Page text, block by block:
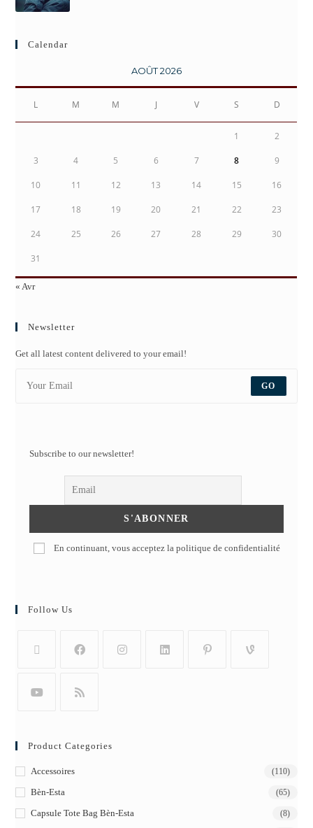
Calendar
AOÛT 2026
L M M J V S D
1 2
3 4 5 6 7 8 9
10 11 12 13 14 15 16
17 18 19 20 21 22 23
24 25 26 27 28 29 30
31
« Avr
Newsletter
Get all latest content delivered to your email!
GO
Subscribe to our newsletter!
En continuant, vous acceptez la politique de confidentialité
Follow Us
Product Categories
Accessoires (110)
Bèn-Esta (65)
Capsule Tote Bag Bèn-Esta (8)